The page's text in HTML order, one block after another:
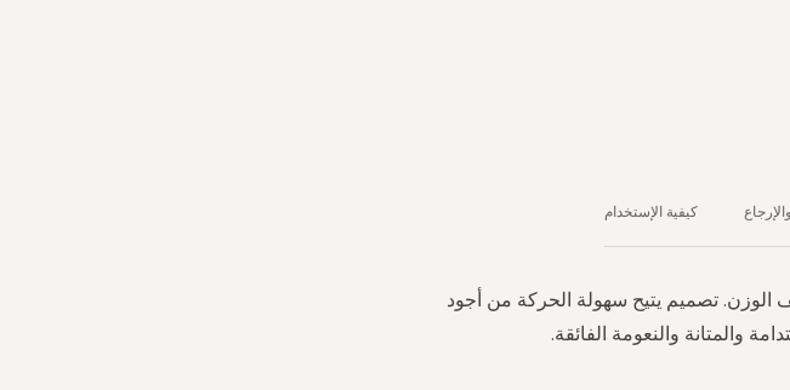
الوزن. تصميم يتيح سهولة الحركة من أجود
والمتانة والنعومة الفائقة.
كيفية الإستخدام